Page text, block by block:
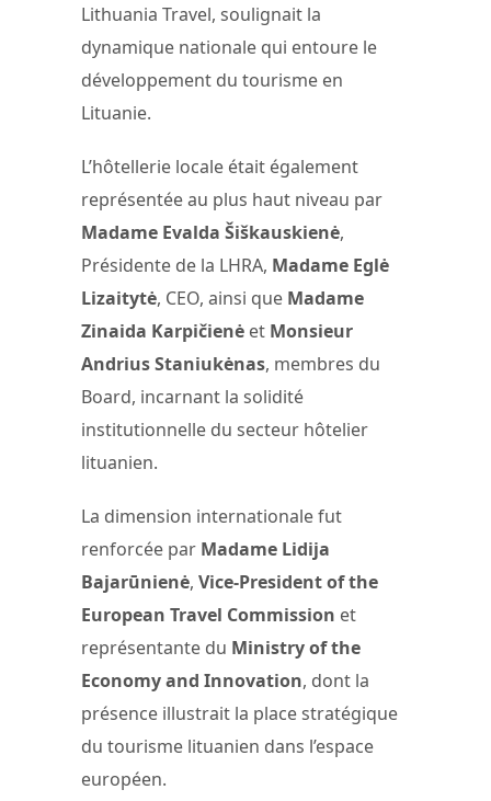
Lithuania Travel, soulignait la
dynamique nationale qui entoure le
développement du tourisme en
Lituanie.
L’hôtellerie locale était également
représentée au plus haut niveau par
Madame Evalda Šiškauskienė,
Présidente de la LHRA, Madame Eglė
Lizaitytė, CEO, ainsi que Madame
Zinaida Karpičienė et Monsieur
Andrius Staniukėnas, membres du
Board, incarnant la solidité
institutionnelle du secteur hôtelier
lituanien.
La dimension internationale fut
renforcée par Madame Lidija
Bajarūnienė, Vice-President of the
European Travel Commission et
représentante du Ministry of the
Economy and Innovation, dont la
présence illustrait la place stratégique
du tourisme lituanien dans l’espace
européen.